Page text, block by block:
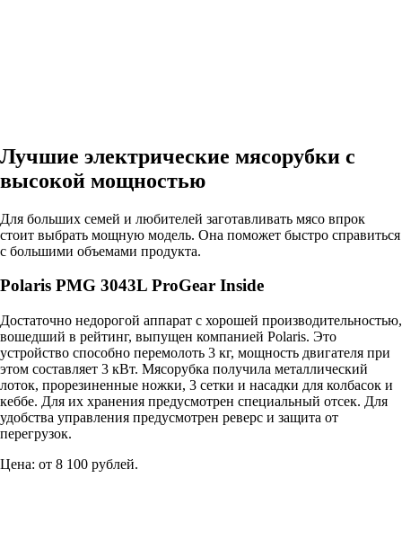
Лучшие электрические мясорубки с
высокой мощностью
Для больших семей и любителей заготавливать мясо впрок
стоит выбрать мощную модель. Она поможет быстро справиться
с большими объемами продукта.
Polaris PMG 3043L ProGear Inside
Достаточно недорогой аппарат с хорошей производительностью,
вошедший в рейтинг, выпущен компанией Polaris. Это
устройство способно перемолоть 3 кг, мощность двигателя при
этом составляет 3 кВт. Мясорубка получила металлический
лоток, прорезиненные ножки, 3 сетки и насадки для колбасок и
кеббе. Для их хранения предусмотрен специальный отсек. Для
удобства управления предусмотрен реверс и защита от
перегрузок.
Цена: от 8 100 рублей.